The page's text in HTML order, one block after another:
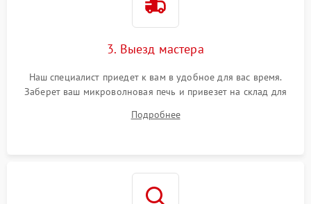
3. Выезд мастера
Наш специалист приедет к вам в удобное для вас время.
Заберет ваш микроволновая печь и привезет на склад для
Подробнее